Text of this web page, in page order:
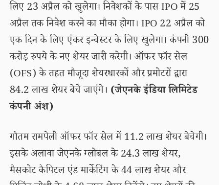
लिए 23 अप्रैल को खुलेगा। निवेशकों के पास IPO में 25
अप्रैल तक निवेश करने का मौका होगा। IPO 22 अप्रैल को
एक दिन के लिए एंकर इन्वेस्टर के लिए खुलेगा। कंपनी 300
करोड़ रुपये के नए शेयर जारी करेगी। ऑफर फॉर सेल
(OFS) के तहत मौजूदा शेयरधारकों और प्रमोटरों द्वारा
84.2 लाख शेयर बेचे जाएंगे। (जेएनके इंडिया लिमिटेड
कंपनी अंश)
गौतम रामपेली ऑफर फॉर सेल में 11.2 लाख शेयर बेचेगी।
इसके अलावा जेएनके ग्लोबल के 24.3 लाख शेयर,
मैसकोट कैपिटल एंड मार्केटिंग के 44 लाख शेयर और